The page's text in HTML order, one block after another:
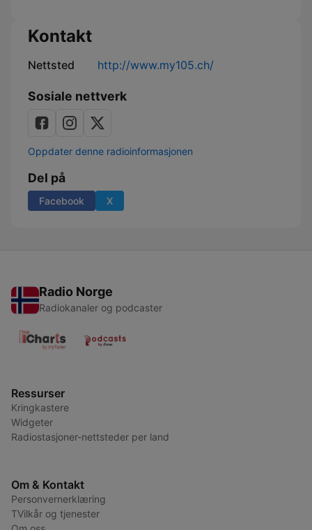
Kontakt
Nettsted http://www.my105.ch/
Sosiale nettverk
Oppdater denne radioinformasjonen
Del på
Facebook X
Radio Norge
Radiokanaler og podcaster
Ressurser
Kringkastere
Widgeter
Radiostasjoner-nettsteder per land
Om & Kontakt
Personvernerklæring
TVilkår og tjenester